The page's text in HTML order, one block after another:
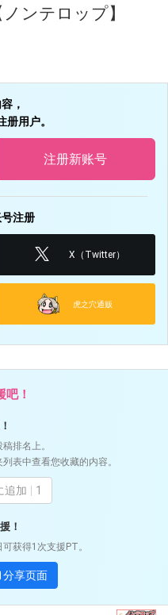
ンテロップ】
，
册用户。
注册新账号
注册
X（Twitter）
虎之穴通贩
！
排名上。
表中查看您收藏的内容。
追加 1
！
获得1次支援PT。
分享页面